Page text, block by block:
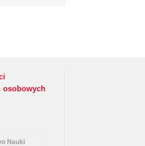
osobowych